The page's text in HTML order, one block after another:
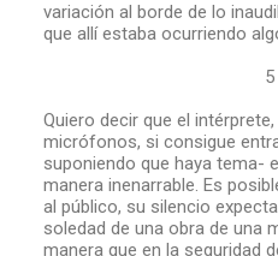
variación al borde de lo
que allí estaba ocurriendo
5
Quiero decir que el
micrófonos, si consigue
suponiendo que haya tema-
manera inenarrable. Es
al público, su silencio
soledad de una obra de una
manera que en la seguridad